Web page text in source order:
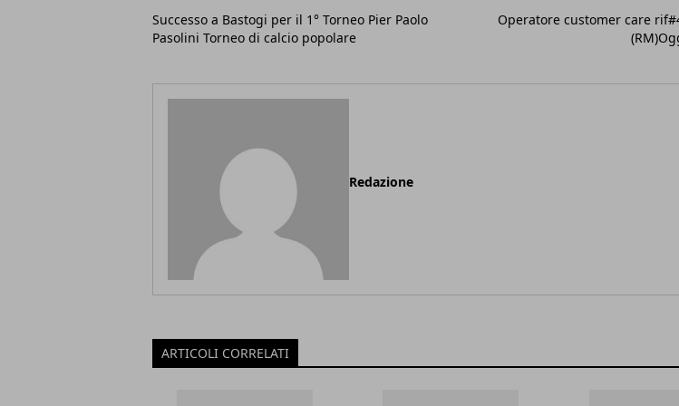
Successo a Bastogi per il 1° Torneo Pier Paolo
Pasolini Torneo di calcio popolare
Operatore customer care
Redazione
ARTICOLI CORRELATI